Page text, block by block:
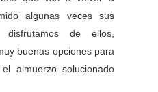
algunas veces sus
disfrutamos de ellos,
buenas opciones para
almuerzo solucionado